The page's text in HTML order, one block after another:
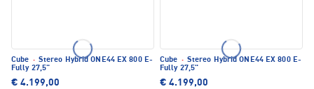
Cube · Stereo Hybrid ONE44 EX 800 E-
Fully 27,5"
€ 4.199,00
Cube · Stereo Hybrid ONE44 EX 800 E-
Fully 27,5"
€ 4.199,00